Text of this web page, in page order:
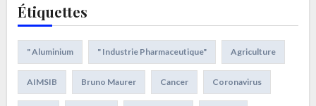
Étiquettes
" Aluminium " Industrie Pharmaceutique" Agriculture
AIMSIB Bruno Maurer Cancer Coronavirus